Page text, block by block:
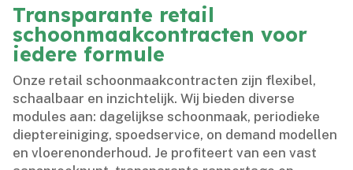
Transparante retail
schoonmaakcontracten voor
iedere formule
Onze retail schoonmaakcontracten zijn flexibel,
schaalbaar en inzichtelijk.​ Wij bieden diverse
modules aan: dagelijkse schoonmaak, periodieke
dieptereiniging, spoedservice, on demand modellen
en vloerenonderhoud.​ Je profiteert van een vast